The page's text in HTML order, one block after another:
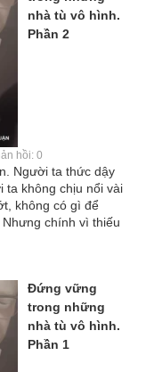
nhà tù vô hình.
Phần 2
hồi: 0
Người ta thức dậy
ta không chịu nổi vài
không có gì để
chính vì thiếu
Đứng vững
trong những
nhà tù vô hình.
Phần 1